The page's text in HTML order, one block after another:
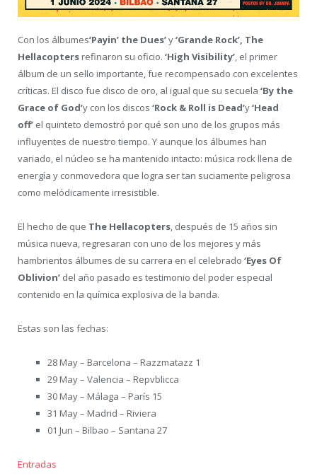
Con los álbumes‘Payin’ the Dues’y‘Grande Rock’, The
Hellacopters refinaron su oficio. ‘High Visibility’ , el primer
álbum de un sello importante, fue recompensado con excelentes
críticas. El disco fue disco de oro, al igual que su secuela ‘By the
Grace of God’y con los discos ‘Rock & Roll is Dead’y‘Head
off’ el quinteto demostró por qué son uno de los grupos más
influyentes de nuestro tiempo. Y aunque los álbumes han
variado, el núcleo se ha mantenido intacto: música rock llena de
energía y conmovedora que logra ser tan suciamente peligrosa
como melódicamente irresistible.
El hecho de que The Hellacopters, después de 15 años sin
música nueva, regresaran con uno de los mejores y más
hambrientos álbumes de su carrera en el celebrado ‘Eyes Of
Oblivion’ del año pasado es testimonio del poder especial
contenido en la química explosiva de la banda.
Estas son las fechas:
28 May – Barcelona – Razzmatazz 1
29 May – Valencia – Repvblicca
30 May – Málaga – París 15
31 May – Madrid – Riviera
01 Jun – Bilbao – Santana 27
Entradas